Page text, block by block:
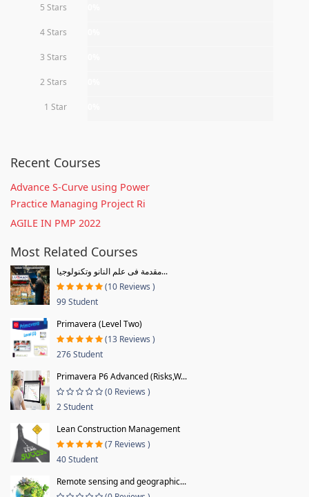
5 Stars
4 Stars
3 Stars
2 Stars
1 Star
Recent Courses
Advance S-Curve using Power
Practice Managing Project Ri
AGILE IN PMP 2022
Most Related Courses
مقدمة فى علم النانو وتكنولوجيا...
(10 Reviews )
99 Student
Primavera (Level Two)
(13 Reviews )
276 Student
Primavera P6 Advanced (Risks,W...
(0 Reviews )
2 Student
Lean Construction Management
(7 Reviews )
40 Student
Remote sensing and geographic...